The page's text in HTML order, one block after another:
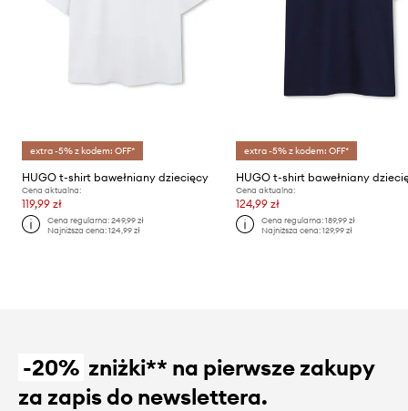
extra -5% z kodem: OFF*
HUGO t-shirt bawełniany dziecięcy
Cena aktualna:
119,99 zł
Cena regularna:249,99 zł
Najniższa cena:124,99 zł
extra -5% z kodem: OFF*
HUGO t-shirt bawełniany
Cena aktualna:
124,99 zł
Cena regularna: 189,99 zł
Najniższa cena: 129,99 zł
-20% zniżki** na pierwsze zakupy
za zapis do newslettera.